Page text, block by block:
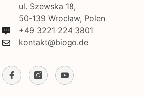
ul. Szewska 18,
50-139 Wrocław, Polen
+49 3221 224 3801
kontakt@biogo.de